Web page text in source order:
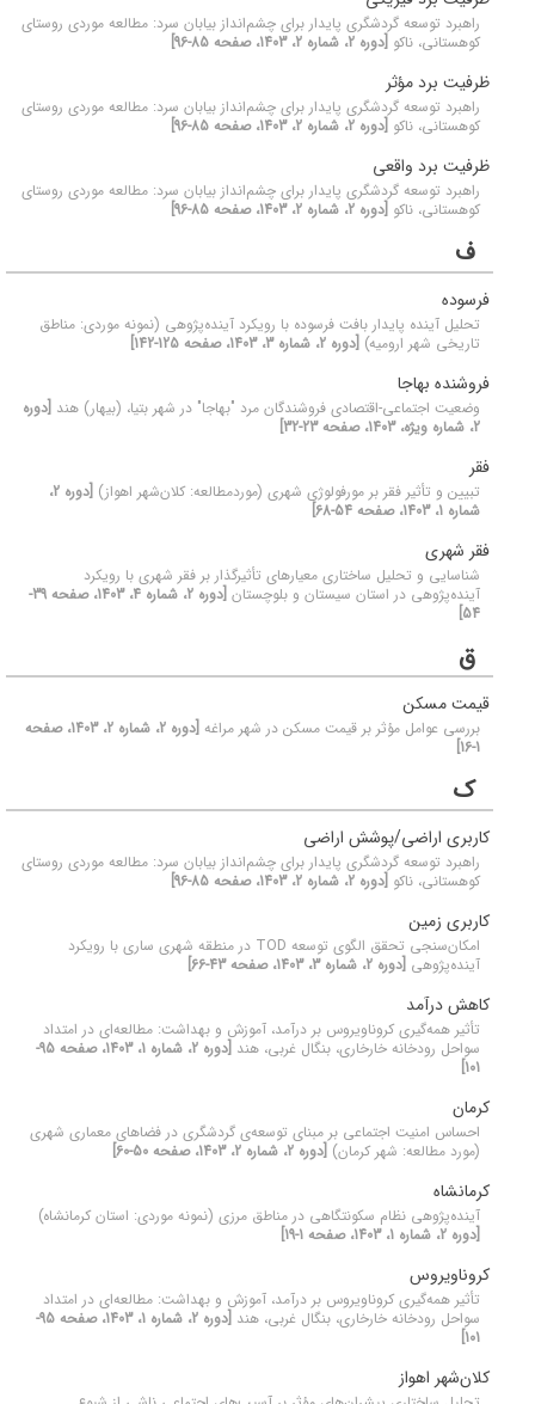
راهبرد توسعه گردشگری پایدار برای چشم‌انداز بیابان سرد: مطالعه موردی روستای
کوهستانی، ناکو [دوره 2، شماره 2، 1403، صفحه 85-96]
ظرفیت برد مؤثر
راهبرد توسعه گردشگری پایدار برای چشم‌انداز بیابان سرد: مطالعه موردی روستای
کوهستانی، ناکو [دوره 2، شماره 2، 1403، صفحه 85-96]
ظرفیت برد واقعی
راهبرد توسعه گردشگری پایدار برای چشم‌انداز بیابان سرد: مطالعه موردی روستای
کوهستانی، ناکو [دوره 2، شماره 2، 1403، صفحه 85-96]
ف
فرسوده
تحلیل آینده پایدار بافت فرسوده با رویکرد آینده‌پژوهی (نمونه موردی: مناطق
تاریخی شهر ارومیه) [دوره 2، شماره 3، 1403، صفحه 125-142]
فروشنده بهاجا
وضعیت اجتماعی-اقتصادی فروشندگان مرد "بهاجا" در شهر بتیا، (بیهار) هند [دوره
2، شماره ویژه، 1403، صفحه 23-32]
فقر
تبیین و تأثیر فقر بر مورفولوژی شهری (موردمطالعه: کلان‌شهر اهواز)
[دوره 2،
شماره 1، 1403، صفحه 54-68]
فقر شهری
شناسایی و تحلیل ساختاری معیارهای تأثیرگذار بر فقر شهری با رویکرد
آینده‌پژوهی در استان سیستان و بلوچستان
[دوره 2، شماره 4، 1403، صفحه 39-
54]
ق
قیمت مسکن
بررسی عوامل مؤثر بر قیمت مسکن در شهر مراغه
[دوره 2، شماره 2، 1403، صفحه
1-16]
ک
کاربری اراضی/پوشش اراضی
راهبرد توسعه گردشگری پایدار برای چشم‌انداز بیابان سرد: مطالعه موردی روستای
کوهستانی، ناکو [دوره 2، شماره 2، 1403، صفحه 85-96]
کاربری زمین
امکان‌سنجی تحقق الگوی توسعه TOD در منطقه شهری ساری با رویکرد
آینده‌پژوهی [دوره 2، شماره 3، 1403، صفحه 43-66]
کاهش درآمد
تأثیر همه‌گیری کروناویروس بر درآمد، آموزش و بهداشت: مطالعه‌ای در امتداد
سواحل رودخانه خارخاری، بنگال غربی، هند
[دوره 2، شماره 1، 1403، صفحه 95-
101]
کرمان
احساس امنیت اجتماعی بر مبنای توسعه‌ی گردشگری در فضاهای معماری شهری
(مورد مطالعه: شهر کرمان) [دوره 2، شماره 2، 1403، صفحه 50-60]
کرمانشاه
آینده‌پژوهی نظام سکونتگاهی در مناطق مرزی (نمونه موردی: استان کرمانشاه)
[دوره 2، شماره 1، 1403، صفحه 1-19]
کروناویروس
تأثیر همه‌گیری کروناویروس بر درآمد، آموزش و بهداشت: مطالعه‌ای در امتداد
سواحل رودخانه خارخاری، بنگال غربی، هند
[دوره 2، شماره 1، 1403، صفحه 95-
101]
کلان‌شهر اهواز